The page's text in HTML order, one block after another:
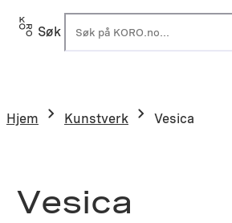
Hopp
Søk
Hjem Kunstverk Vesica
Vesica